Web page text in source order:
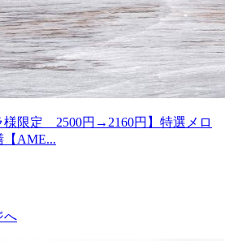
様限定 2500円→2160円】特選メロ
【AME...
へ